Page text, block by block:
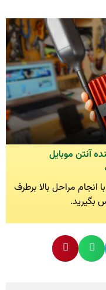
آنتن موبایل
مراحل بالا برطرف
بگیرید.